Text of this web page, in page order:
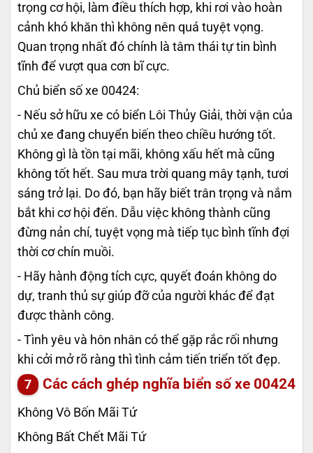
trọng cơ hội, làm điều thích hợp, khi rơi vào hoàn
cảnh khó khăn thì không nên quá tuyệt vọng.
Quan trọng nhất đó chính là tâm thái tự tin bình
tĩnh để vượt qua cơn bĩ cực.
Chủ biển số xe 00424:
- Nếu sở hữu xe có biển Lôi Thủy Giải, thời vận của
chủ xe đang chuyển biến theo chiều hướng tốt.
Không gì là tồn tại mãi, không xấu hết mà cũng
không tốt hết. Sau mưa trời quang mây tạnh, tươi
sáng trở lại. Do đó, bạn hãy biết trân trọng và nắm
bắt khi cơ hội đến. Dẫu việc không thành cũng
đừng nản chí, tuyệt vọng mà tiếp tục bình tĩnh đợi
thời cơ chín muồi.
- Hãy hành động tích cực, quyết đoán không do
dự, tranh thủ sự giúp đỡ của người khác để đạt
được thành công.
- Tình yêu và hôn nhân có thể gặp rắc rối nhưng
khi cởi mở rõ ràng thì tình cảm tiến triển tốt đẹp.
Các cách ghép nghĩa biển số xe 00424
Không Vô Bốn Mãi Tứ
Không Bất Chết Mãi Tứ